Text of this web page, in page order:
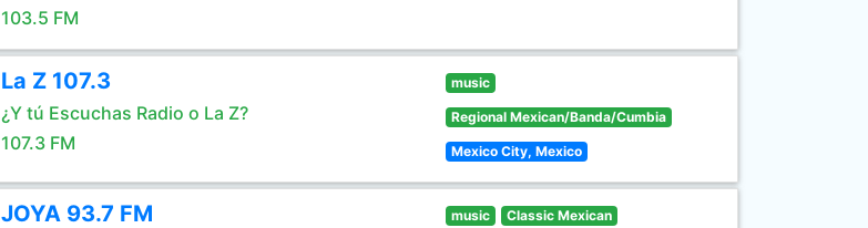
103.5 FM
La Z 107.3
¿Y tú Escuchas Radio o La Z?
107.3 FM
music
Regional Mexican/Banda/Cumbia
Mexico City, Mexico
JOYA 93.7 FM music Classic Mexican